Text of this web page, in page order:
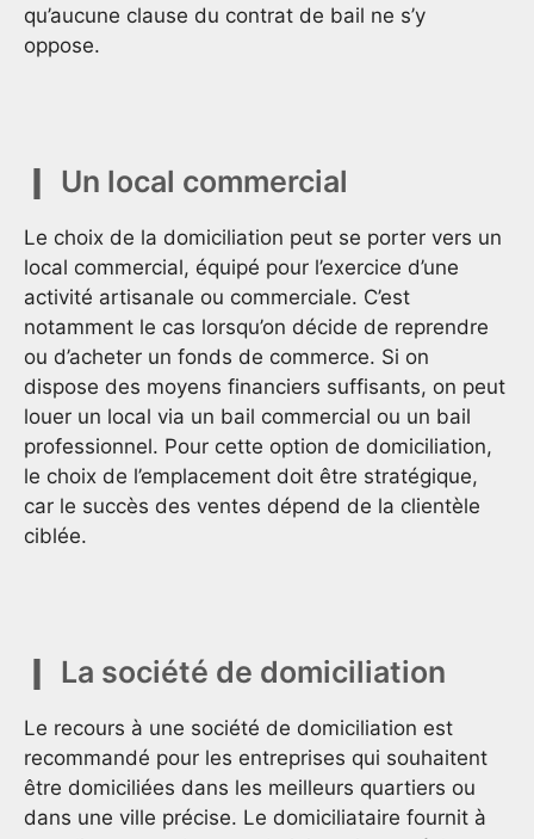
qu’aucune clause du contrat de bail ne s’y
oppose.
Un local commercial
Le choix de la domiciliation peut se porter vers un
local commercial, équipé pour l’exercice d’une
activité artisanale ou commerciale. C’est
notamment le cas lorsqu’on décide de reprendre
ou d’acheter un fonds de commerce. Si on
dispose des moyens financiers suffisants, on peut
louer un local via un bail commercial ou un bail
professionnel. Pour cette option de domiciliation,
le choix de l’emplacement doit être stratégique,
car le succès des ventes dépend de la clientèle
ciblée.
La société de domiciliation
Le recours à une société de domiciliation est
recommandé pour les entreprises qui souhaitent
être domiciliées dans les meilleurs quartiers ou
dans une ville précise. Le domiciliataire fournit à